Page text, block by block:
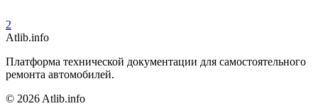
2
Atlib.info
Платформа технической документации для самостоятельного
ремонта автомобилей.
© 2026 Atlib.info